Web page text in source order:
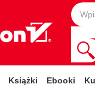
Książki Ebooki